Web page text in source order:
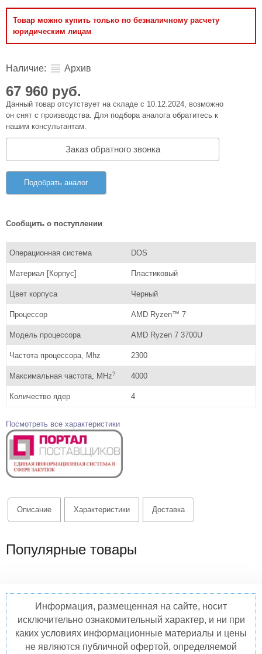
Товар можно купить только по безналичному расчету
юридическим лицам
Наличие: Архив
67 960 руб.
Данный товар отсутствует на складе с 10.12.2024, возможно
он снят с производства. Для подбора аналога обратитесь к
нашим консультантам.
Заказ обратного звонка
Подобрать аналог
Сообщить о поступлении
Операционная система DOS
Материал [Корпус] Пластиковый
Цвет корпуса Черный
Процессор AMD Ryzen™ 7
Модель процессора AMD Ryzen 7 3700U
Частота процессора, Mhz 2300
Максимальная частота, MHz? 4000
Количество ядер 4
Посмотреть все характеристики
Описание Характеристики Доставка
Популярные товары
Информация, размещенная на сайте, носит
исключительно ознакомительный характер, и ни при
каких условиях информационные материалы и цены
не являются публичной офертой, определяемой